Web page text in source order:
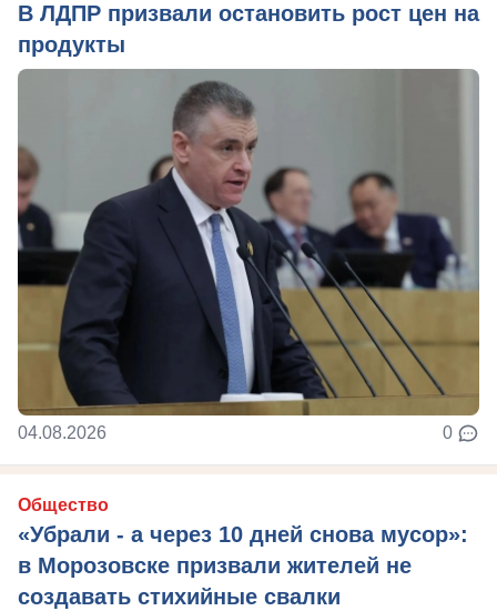
В ЛДПР призвали остановить рост цен на
продукты
04.08.2026 0
Общество
«Убрали - а через 10 дней снова мусор»:
в Морозовске призвали жителей не
создавать стихийные свалки